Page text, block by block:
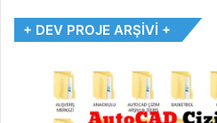
+ DEV PROJE ARŞİVİ +